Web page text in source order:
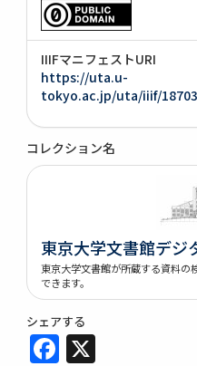
IIIFマニフェストURI
https://uta.u-
tokyo.ac.jp/uta/iiif/
コレクション名
東京大学文書館デジ
東京大学文書館が所蔵する資料の
できます。
シェアする
Facebook